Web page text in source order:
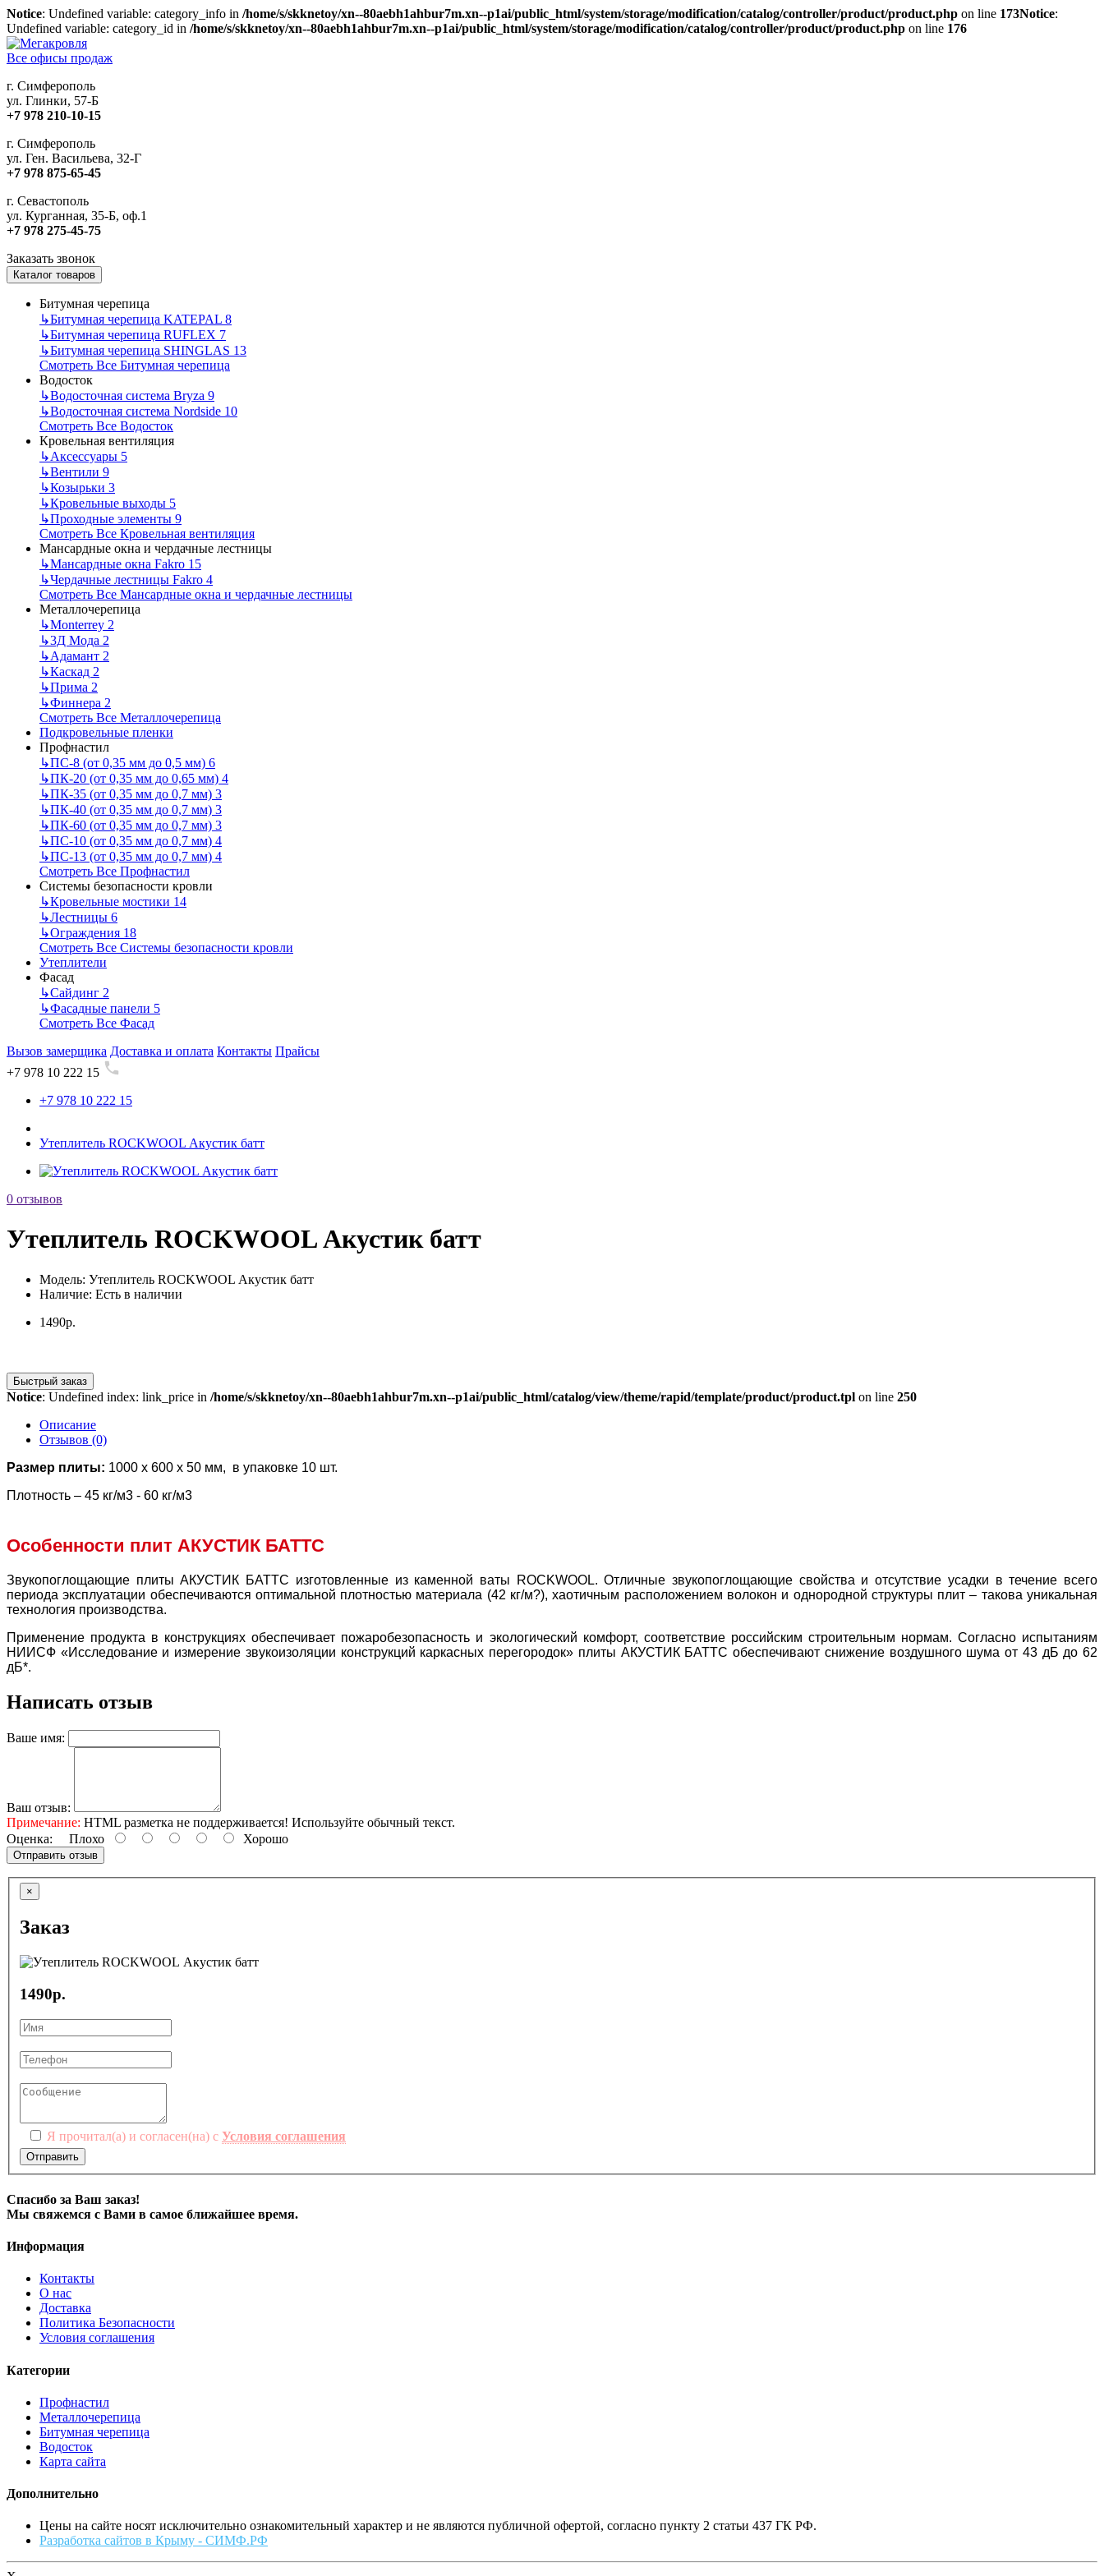
Notice: Undefined variable: category_info in /home/s/skknetoy/xn--80aebh1ahbur7m.xn--p1ai/public_html/system/storage/modification/catalog/controller/product/product.php on line 173Notice:
Undefined variable: category_id in /home/s/skknetoy/xn--80aebh1ahbur7m.xn--p1ai/public_html/system/storage/modification/catalog/controller/product/product.php on line 176
Все офисы продаж
г. Симферополь
ул. Глинки, 57-Б
+7 978 210-10-15
г. Симферополь
ул. Ген. Васильева, 32-Г
+7 978 875-65-45
г. Севастополь
ул. Курганная, 35-Б, оф.1
+7 978 275-45-75
Заказать звонок
Каталог товаров
Битумная черепица
↳Битумная черепица KATEPAL 8
↳Битумная черепица RUFLEX 7
↳Битумная черепица SHINGLAS 13
Смотреть Все Битумная черепица
Водосток
↳Водосточная система Bryza 9
↳Водосточная система Nordside 10
Смотреть Все Водосток
Кровельная вентиляция
↳Аксессуары 5
↳Вентили 9
↳Козырьки 3
↳Кровельные выходы 5
↳Проходные элементы 9
Смотреть Все Кровельная вентиляция
Мансардные окна и чердачные лестницы
↳Мансардные окна Fakro 15
↳Чердачные лестницы Fakro 4
Смотреть Все Мансардные окна и чердачные лестницы
Металлочерепица
↳Monterrey 2
↳3Д Мода 2
↳Адамант 2
↳Каскад 2
↳Прима 2
↳Финнера 2
Смотреть Все Металлочерепица
Подкровельные пленки
Профнастил
↳ПС-8 (от 0,35 мм до 0,5 мм) 6
↳ПК-20 (от 0,35 мм до 0,65 мм) 4
↳ПК-35 (от 0,35 мм до 0,7 мм) 3
↳ПК-40 (от 0,35 мм до 0,7 мм) 3
↳ПК-60 (от 0,35 мм до 0,7 мм) 3
↳ПС-10 (от 0,35 мм до 0,7 мм) 4
↳ПС-13 (от 0,35 мм до 0,7 мм) 4
Смотреть Все Профнастил
Системы безопасности кровли
↳Кровельные мостики 14
↳Лестницы 6
↳Ограждения 18
Смотреть Все Системы безопасности кровли
Утеплители
Фасад
↳Сайдинг 2
↳Фасадные панели 5
Смотреть Все Фасад
Вызов замерщика Доставка и оплата Контакты Прайсы
+7 978 10 222 15
+7 978 10 222 15
Утеплитель ROCKWOOL Акустик батт
0 отзывов
Утеплитель ROCKWOOL Акустик батт
Модель: Утеплитель ROCKWOOL Акустик батт
Наличие: Есть в наличии
1490р.
Быстрый заказ
Notice: Undefined index: link_price in /home/s/skknetoy/xn--80aebh1ahbur7m.xn--p1ai/public_html/catalog/view/theme/rapid/template/product/product.tpl on line 250
Описание
Отзывов (0)
Размер плиты: 1000 х 600 х 50 мм, в упаковке 10 шт.
Плотность – 45 кг/м3 - 60 кг/м3
Особенности плит АКУСТИК БАТТС
Звукопоглощающие плиты АКУСТИК БАТТС изготовленные из каменной ваты ROCKWOOL. Отличные звукопоглощающие свойства и отсутствие усадки в течение всего
периода эксплуатации обеспечиваются оптимальной плотностью материала (42 кг/м?), хаотичным расположением волокон и однородной структуры плит – такова уникальная
технология производства.
Применение продукта в конструкциях обеспечивает пожаробезопасность и экологический комфорт, соответствие российским строительным нормам. Согласно испытаниям
НИИСФ «Исследование и измерение звукоизоляции конструкций каркасных перегородок» плиты АКУСТИК БАТТС обеспечивают снижение воздушного шума от 43 дБ до 62
дБ*.
Написать отзыв
Ваше имя:
Ваш отзыв:
Примечание: HTML разметка не поддерживается! Используйте обычный текст.
Оценка: Плохо Хорошо
Отправить отзыв
×
Заказ
1490р.
Я прочитал(а) и согласен(на) с Условия соглашения
Отправить
Спасибо за Ваш заказ!
Мы свяжемся с Вами в самое ближайшее время.
Информация
Контакты
О нас
Доставка
Политика Безопасности
Условия соглашения
Категории
Профнастил
Металлочерепица
Битумная черепица
Водосток
Карта сайта
Дополнительно
Цены на сайте носят исключительно ознакомительный характер и не являются публичной офертой, согласно пункту 2 статьи 437 ГК РФ.
Разработка сайтов в Крыму - СИМФ.РФ